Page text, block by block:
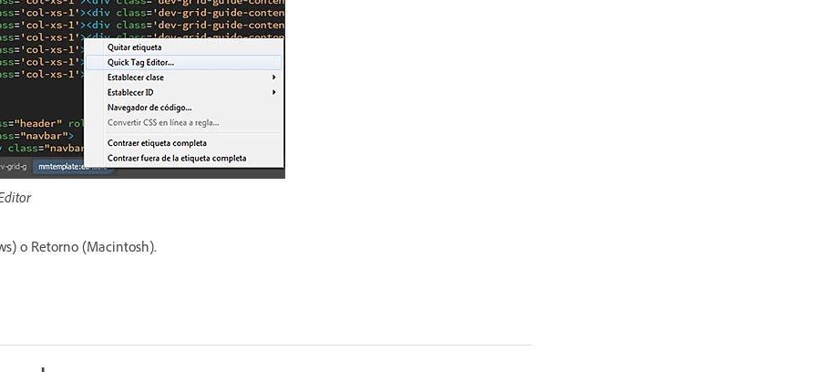
o Retorno (Macintosh).